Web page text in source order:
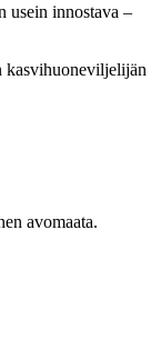
usein innostava –
kasvihuoneviljelijän
avomaata.